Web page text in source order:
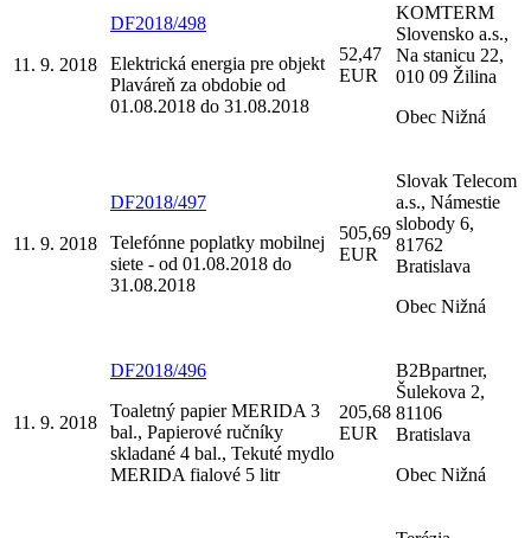
11. 9. 2018
DF2018/498
Elektrická energia pre objekt
Plaváreň za obdobie od
01.08.2018 do 31.08.2018
52,47
EUR
KOMTERM
Slovensko a.s.,
Na stanicu 22,
010 09 Žilina
Obec Nižná
11. 9. 2018
DF2018/497
Telefónne poplatky mobilnej
siete - od 01.08.2018 do
31.08.2018
505,69
EUR
Slovak Telecom
a.s., Námestie
slobody 6,
81762
Bratislava
Obec Nižná
11. 9. 2018
DF2018/496
Toaletný papier MERIDA 3
bal., Papierové ručníky
skladané 4 bal., Tekuté mydlo
MERIDA fialové 5 litr
205,68
EUR
B2Bpartner,
Šulekova 2,
81106
Bratislava
Obec Nižná